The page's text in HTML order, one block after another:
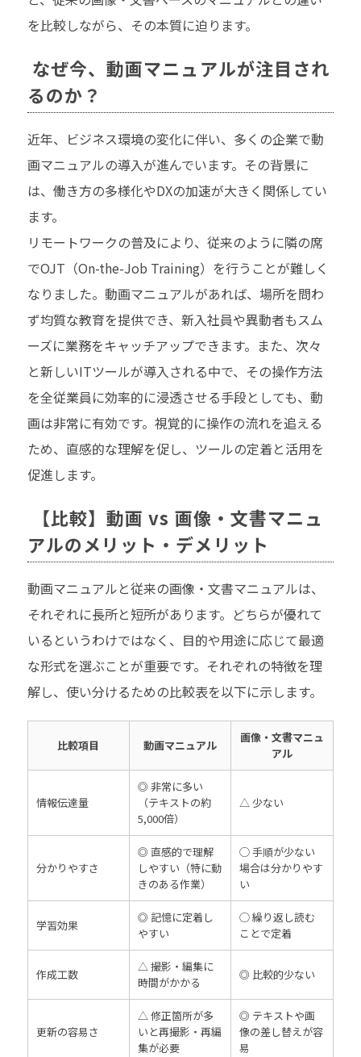
を比較しながら、その本質に迫ります。
なぜ今、動画マニュアルが注目され
るのか？
近年、ビジネス環境の変化に伴い、多くの企業で動
画マニュアルの導入が進んでいます。その背景に
は、働き方の多様化やDXの加速が大きく関係してい
ます。
リモートワークの普及により、従来のように隣の席
でOJT（On-the-Job Training）を行うことが難しく
なりました。動画マニュアルがあれば、場所を問わ
ず均質な教育を提供でき、新入社員や異動者もスム
ーズに業務をキャッチアップできます。また、次々
と新しいITツールが導入される中で、その操作方法
を全従業員に効率的に浸透させる手段としても、動
画は非常に有効です。視覚的に操作の流れを追える
ため、直感的な理解を促し、ツールの定着と活用を
促進します。
【比較】動画 vs 画像・文書マニュ
アルのメリット・デメリット
動画マニュアルと従来の画像・文書マニュアルは、
それぞれに長所と短所があります。どちらが優れて
いるというわけではなく、目的や用途に応じて最適
な形式を選ぶことが重要です。それぞれの特徴を理
解し、使い分けるための比較表を以下に示します。
比較項目 動画マニュアル
画像・文書マニュ
アル
情報伝達量
◎ 非常に多い
（テキストの約
5,000倍）
△ 少ない
分かりやすさ
◎ 直感的で理解
しやすい（特に動
きのある作業）
◯ 手順が少ない
場合は分かりやす
い
学習効果
◎ 記憶に定着し
やすい
◯ 繰り返し読む
ことで定着
作成工数
△ 撮影・編集に
時間がかかる
◎ 比較的少ない
更新の容易さ
△ 修正箇所が多
いと再撮影・再編
集が必要
◎ テキストや画
像の差し替えが容
易